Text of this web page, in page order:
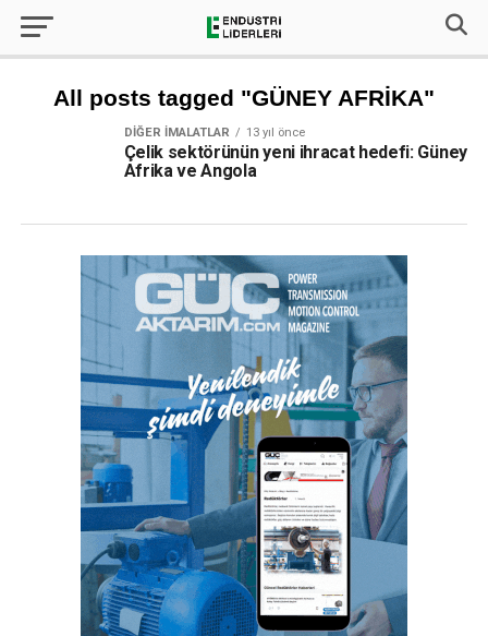
All posts tagged "GÜNEY AFRİKA"
DIĞER İMALATLAR 13 yıl önce
Çelik sektörünün yeni ihracat hedefi: Güney
Afrika ve Angola